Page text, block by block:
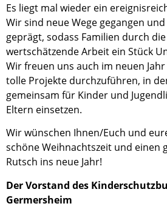
Es liegt mal wieder ein
Wir sind neue Wege gegangen
geprägt, sodass Familien durch
wertschätzende Arbeit ein Stück
Wir freuen uns auch im neuen
tolle Projekte durchzuführen, in
gemeinsam für Kinder und
Eltern einsetzen.
Wir wünschen Ihnen/Euch und
schöne Weihnachtszeit und einen
Rutsch ins neue Jahr!
Der Vorstand des
Germersheim